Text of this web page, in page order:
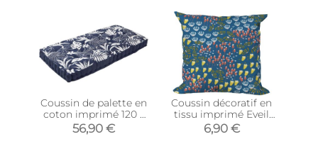
Coussin de palette en
coton imprimé 120 x
60 cm (Imprimé
Latina)
56,90 €
Coussin décoratif en
tissu imprimé Eveil
(40 x 40 cm)
6,90 €